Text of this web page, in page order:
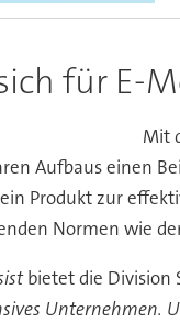
für E-
Mit
Aufbaus einen
Produkt zur
Normen wie
bietet die Division
Unternehmen.